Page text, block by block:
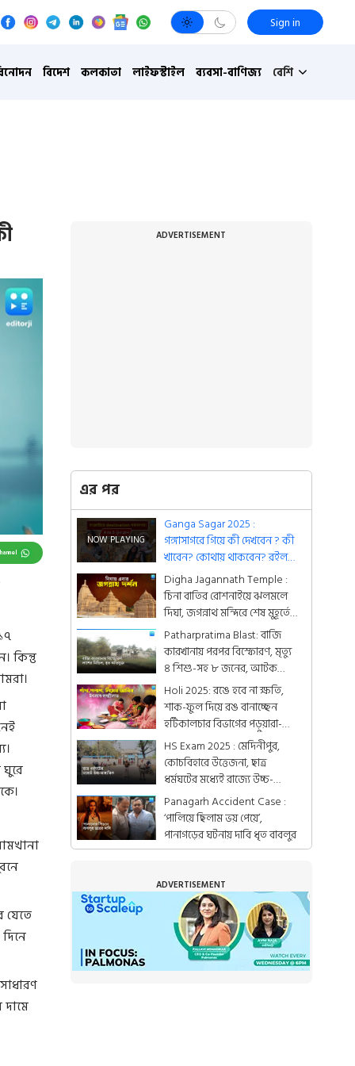
Sign in
বিদেশ কলকাতা লাইফস্টাইল ব্যবসা-বাণিজ্য বেশি
কিন্তু
যেতে
ADVERTISEMENT
এর পর
Ganga Sagar 2025 :
গঙ্গাসাগরে গিয়ে কী দেখবেন ? কী
খাবেন? কোথায় থাকবেন? রইল
হদিশ
Digha Jagannath Temple :
চিনা বাতির রোশনাইয়ে ঝলমলে
দিঘা, জগন্নাথ মন্দিরে শেষ মুহূর্তের
সাজসজ্জা তুঙ্গে
Patharpratima Blast: বাজি
কারখানায় পরপর বিস্ফোরণ, মৃত্যু
৪ শিশু-সহ ৮ জনের, আটক
অভিযুক্ত
Holi 2025: রঙে হবে না ক্ষতি,
শাক-ফুল দিয়ে রঙ বানাচ্ছেন
হর্টিকালচার বিভাগের পড়ুয়ারা-
গ্রামের মহিলারা
HS Exam 2025 : মেদিনীপুর,
কোচবিহারে উত্তেজনা, ছাত্র
ধর্মঘটের মধ্যেই রাজ্যে উচ্চ-
মাধ্যমিকের পরীক্ষা
Panagarh Accident Case :
‘পালিয়ে ছিলাম ভয় পেয়ে’,
পানাগড়ের ঘটনায় দাবি ধৃত বাবলুর
ADVERTISEMENT